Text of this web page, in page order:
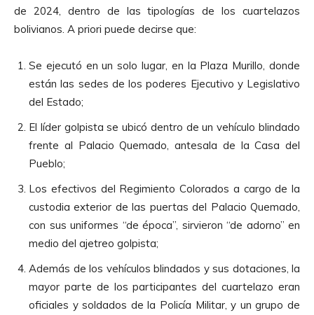
de 2024, dentro de las tipologías de los cuartelazos
bolivianos. A priori puede decirse que:
Se ejecutó en un solo lugar, en la Plaza Murillo, donde
están las sedes de los poderes Ejecutivo y Legislativo
del Estado;
El líder golpista se ubicó dentro de un vehículo blindado
frente al Palacio Quemado, antesala de la Casa del
Pueblo;
Los efectivos del Regimiento Colorados a cargo de la
custodia exterior de las puertas del Palacio Quemado,
con sus uniformes “de época”, sirvieron “de adorno” en
medio del ajetreo golpista;
Además de los vehículos blindados y sus dotaciones, la
mayor parte de los participantes del cuartelazo eran
oficiales y soldados de la Policía Militar, y un grupo de